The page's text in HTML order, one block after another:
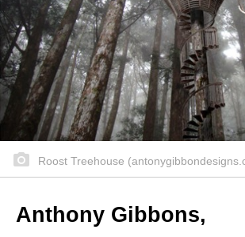
Roost Treehouse
Anthony Gibbons,